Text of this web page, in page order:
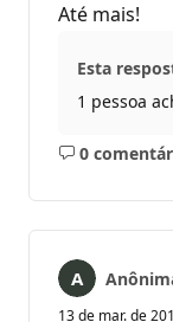
Até mais!
Esta
1 pessoa
0
Sem
13 de mar. de